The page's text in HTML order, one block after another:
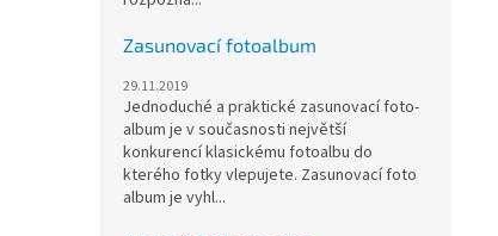
Zasunovací fotoalbum
29.11.2019
Jednoduché a praktické zasunovací foto-
album je v současnosti největší
konkurencí klasickému fotoalbu do
kterého fotky vlepujete. Zasunovací foto
album je vyhl...